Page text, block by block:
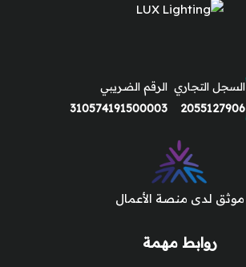
روابط مهمة
السجل التجاري
2055127906
الرقم الضريبي
310574191500003
موثق لدى منصة الأعمال